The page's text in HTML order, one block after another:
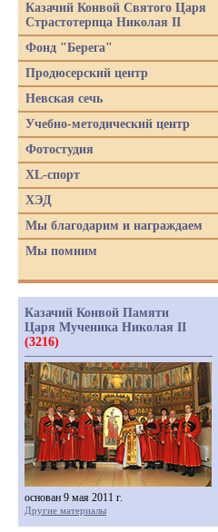
Казачий Конвой Святого Царя
Страстотерпца Николая II
Фонд "Берега"
Продюсерский центр
Невская сечь
Учебно-методический центр
Фотостудия
XL-спорт
ХЭД
Мы благодарим и награждаем
Мы помним
Казачий Конвой Памяти
Царя Мученика Николая II
(3216)
основан 9 мая 2011 г.
Другие материалы